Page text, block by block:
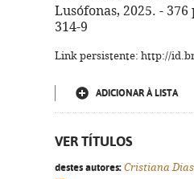
Lusófonas, 2025. - 376
314-9
Link persistente: http://
ADICIONAR À LISTA
VER TÍTULOS
destes autores: Cristiana